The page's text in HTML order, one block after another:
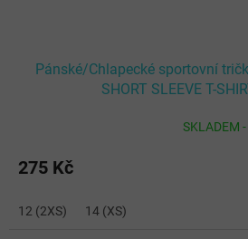
Pánské/Chlapecké sportovní
SHORT SLEEVE T-
SKLADEM
275 Kč
12 (2XS) 14 (XS)